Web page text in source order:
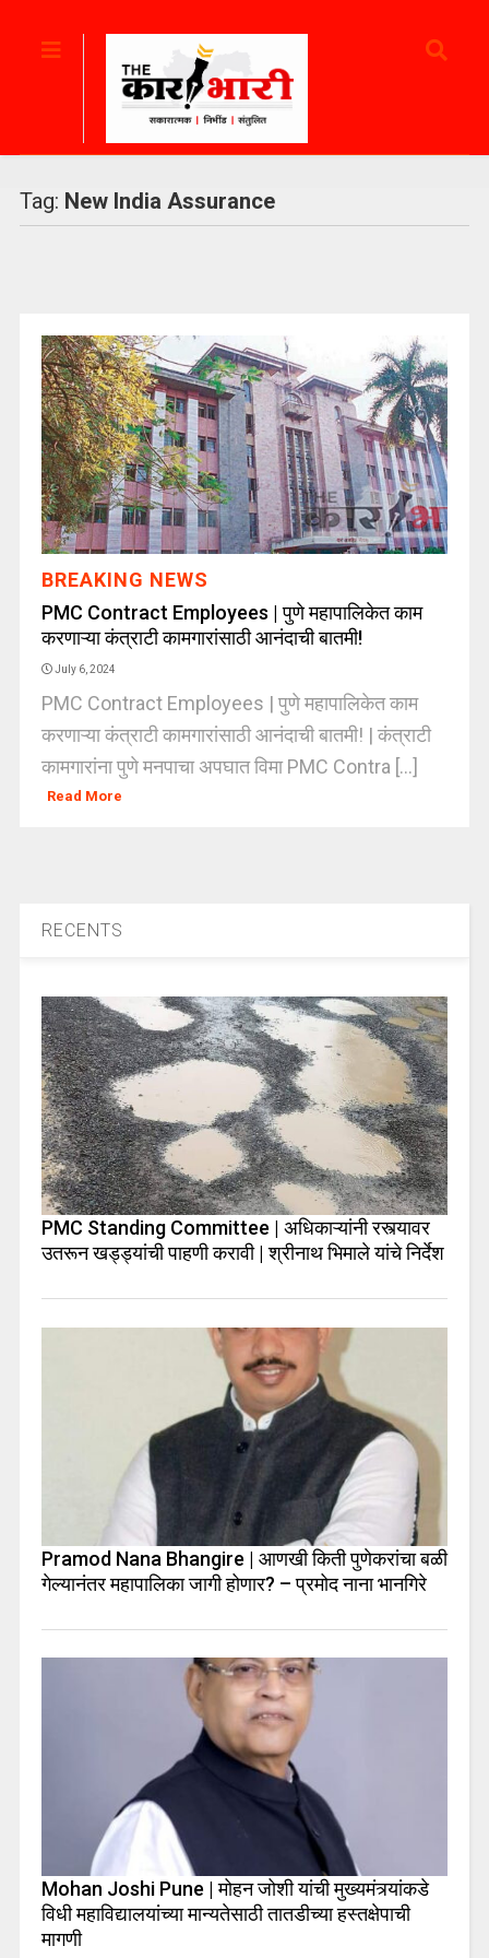
Tag: New India Assurance
BREAKING NEWS
PMC Contract Employees | पुणे महापालिकेत काम
करणाऱ्या कंत्राटी कामगारांसाठी आनंदाची बातमी!
July 6, 2024
PMC Contract Employees | पुणे महापालिकेत काम
करणाऱ्या कंत्राटी कामगारांसाठी आनंदाची बातमी! | कंत्राटी
कामगारांना पुणे मनपाचा अपघात विमा PMC Contra [...]
Read More
RECENTS
PMC Standing Committee | अधिकाऱ्यांनी रस्त्यावर
उतरून खड्ड्यांची पाहणी करावी | श्रीनाथ भिमाले यांचे निर्देश
Pramod Nana Bhangire | आणखी किती पुणेकरांचा बळी
गेल्यानंतर महापालिका जागी होणार? – प्रमोद नाना भानगिरे
Mohan Joshi Pune | मोहन जोशी यांची मुख्यमंत्र्यांकडे
विधी महाविद्यालयांच्या मान्यतेसाठी तातडीच्या हस्तक्षेपाची
मागणी